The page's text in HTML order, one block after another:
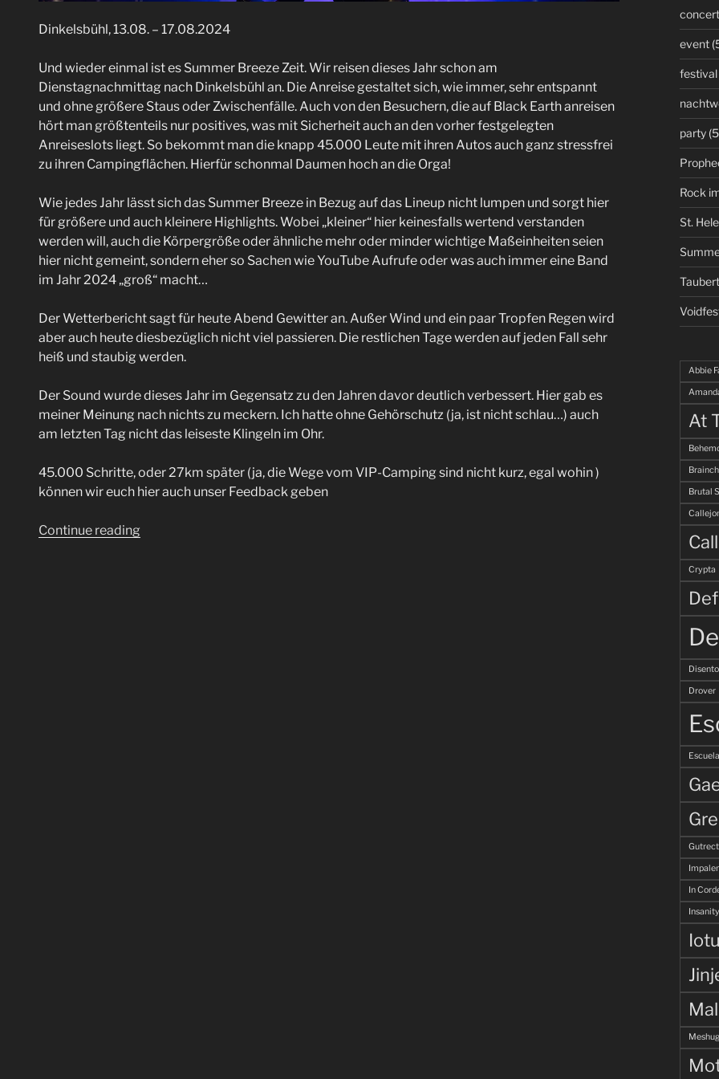
Dinkelsbühl, 13.08. – 17.08.2024
Und wieder einmal ist es Summer Breeze Zeit. Wir reisen dieses Jahr schon am
Dienstagnachmittag nach Dinkelsbühl an. Die Anreise gestaltet sich, wie immer, sehr entspannt
und ohne größere Staus oder Zwischenfälle. Auch von den Besuchern, die auf Black Earth anreisen
hört man größtenteils nur positives, was mit Sicherheit auch an den vorher festgelegten
Anreiseslots liegt. So bekommt man die knapp 45.000 Leute mit ihren Autos auch ganz stressfrei
zu ihren Campingflächen. Hierfür schonmal Daumen hoch an die Orga!
Wie jedes Jahr lässt sich das Summer Breeze in Bezug auf das Lineup nicht lumpen und sorgt hier
für größere und auch kleinere Highlights. Wobei „kleiner“ hier keinesfalls wertend verstanden
werden will, auch die Körpergröße oder ähnliche mehr oder minder wichtige Maßeinheiten seien
hier nicht gemeint, sondern eher so Sachen wie YouTube Aufrufe oder was auch immer eine Band
im Jahr 2024 „groß“ macht…
Der Wetterbericht sagt für heute Abend Gewitter an. Außer Wind und ein paar Tropfen Regen wird
aber auch heute diesbezüglich nicht viel passieren. Die restlichen Tage werden auf jeden Fall sehr
heiß und staubig werden.
Der Sound wurde dieses Jahr im Gegensatz zu den Jahren davor deutlich verbessert. Hier gab es
meiner Meinung nach nichts zu meckern. Ich hatte ohne Gehörschutz (ja, ist nicht schlau…) auch
am letzten Tag nicht das leiseste Klingeln im Ohr.
45.000 Schritte, oder 27km später (ja, die Wege vom VIP-Camping sind nicht kurz, egal wohin )
können wir euch hier auch unser Feedback geben
Continue reading
concert
event
festival
party
Rock
St.
Abbie
At
Brutal
Crypta
Drover
In